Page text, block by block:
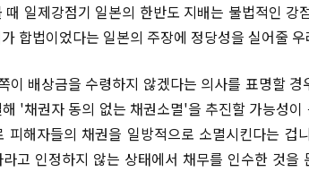
때 일제강점기 일본의 한반도 지배는 불법적인 강
합법이었다는 일본의 주장에 정당성을 실어줄
이 배상금을 수령하지 않겠다는 의사를 표명할
'채권자 동의 없는 채권소멸'을 추진할 가능성
피해자들의 채권을 일방적으로 소멸시킨다는 겁
고 인정하지 않는 상태에서 채무를 인수한 것을